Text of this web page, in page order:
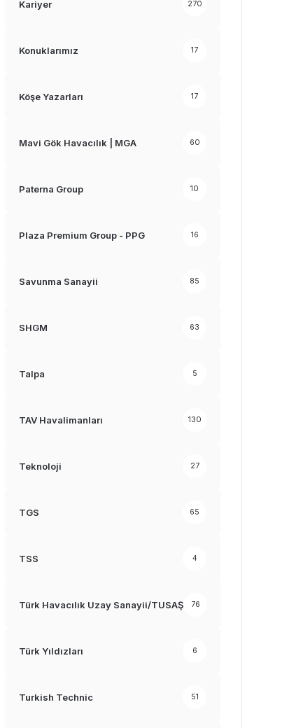
Kariyer 270
Konuklarımız 17
Köşe Yazarları 17
Mavi Gök Havacılık | MGA 60
Paterna Group 10
Plaza Premium Group - PPG 16
Savunma Sanayii 85
SHGM 63
Talpa 5
TAV Havalimanları 130
Teknoloji 27
TGS 65
TSS 4
Türk Havacılık Uzay Sanayii/TUSAŞ 76
Türk Yıldızları 6
Turkish Technic 51